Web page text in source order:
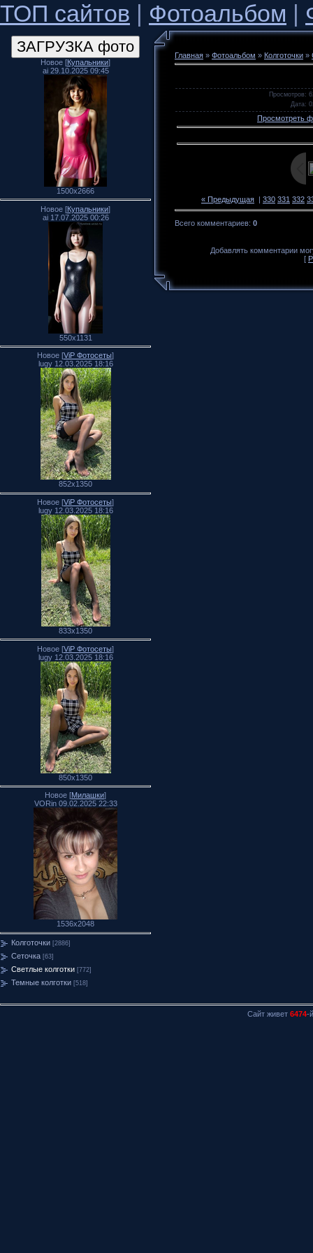
ТОП сайтов | Фотоальбом |
Новое [Купальники]
ai 29.10.2025 09:45
1500x2666
Новое [Купальники]
ai 17.07.2025 00:26
550x1131
Новое [ViP Фотосеты]
lugy 12.03.2025 18:16
852x1350
Новое [ViP Фотосеты]
lugy 12.03.2025 18:16
833x1350
Новое [ViP Фотосеты]
lugy 12.03.2025 18:16
850x1350
Новое [Милашки]
VORin 09.02.2025 22:33
1536x2048
Колготочки [2886]
Сеточка [63]
Светлые колготки [772]
Темные колготки [518]
Главная » Фотоальбом » Колготочки »
Просмотров:
Дата:
Просмотреть
« Предыдущая | 330 331 332
Всего комментариев: 0
Добавлять комментарии
[
Сайт живет 6474-